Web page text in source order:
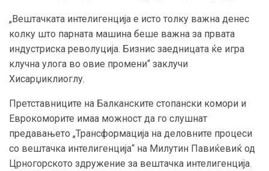
„Вештачката интелигенција е исто толку важна денес
колку што парната машина беше важна за првата
индустриска револуција. Бизнис заедницата ќе игра
клучна улога во овие промени“ заклучи
Хисарџиклиоглу.
Претставниците на Балканските стопански комори и
Еврокоморите имаа можност да го слушнат
предавањето „Трансформација на деловните процеси
со вештачка интелигенција“ на Милутин Павиќевиќ од
Црногорското здружение за вештачка интелигенција.